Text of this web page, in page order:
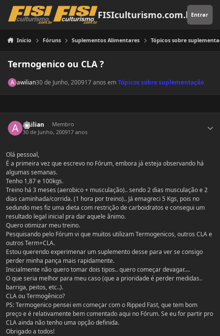
Pular para o conteúdo
FISIculturismo.com.brEntrar
Início Fóruns Suplementos Alimentares Tópicos sobre
Termogenico ou CLA ?
awilian30 de Junho, 200917 anos emTópicos sobre suplementação
awilian
Membro
30 de Junho, 200917 anos
Olá pessoal,
É a primeira vez que escrevo no Fórum, embora já esteja observando há
algumas semanas.
Tenho 1,87 e 100kgs.
Treino há 3 meses (aerobico + musculação).. sendo 2 dias musculação e 2
dias caminhada/corrida. (1 hora por treino).. Já emagreci 5 Kgs, pois no
sedundo mes fiz uma dieta com restrição de carboidratos e consegui um
resultado legal inicial pra dar aquele ânimo.
Quero otimizar meu treino.
Pesquisando pelo Fórum vi que muitos utilizam Termogenicos, outros CLA e
outros Term+CLA.
Estou querendo experimenar um suplemento desse para ver se consigo
perder minha pança mais rapidamente.
Inicialmente não quero tomar dois tipos.. quero começar devagar....
O que seria melhor para meu caso (que a prioridade é perder medidas..
barriga, peitos, etc..).
CLA ou Termogênico?
PS: Termogenico pensei em começar com o Ripped Fast, que tem bom
preço e é relativamente bem comentado aqui no Fórum. Se eu for partir pro
CLA ainda não tenho uma opção definida.
Obrigado a todos!